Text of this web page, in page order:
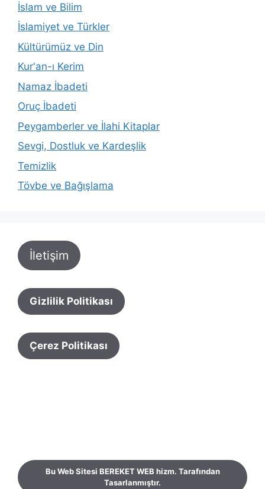
İslam ve Bilim
İslamiyet ve Türkler
Kültürümüz ve Din
Kur'an-ı Kerim
Namaz İbadeti
Oruç İbadeti
Peygamberler ve İlahi Kitaplar
Sevgi, Dostluk ve Kardeşlik
Temizlik
Tövbe ve Bağışlama
İletişim
Gizlilik Politikası
Çerez Politikası
Bu Web Sitesi BEREKET WEB hizm. Tarafından
Tasarlanmıştır.